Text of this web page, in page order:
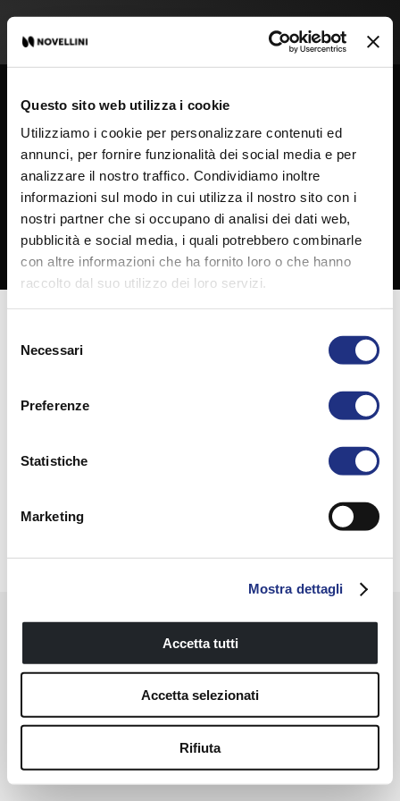
Questo sito web utilizza i cookie
Utilizziamo i cookie per personalizzare contenuti ed
annunci, per fornire funzionalità dei social media e per
analizzare il nostro traffico. Condividiamo inoltre
informazioni sul modo in cui utilizza il nostro sito con i
nostri partner che si occupano di analisi dei dati web,
pubblicità e social media, i quali potrebbero combinarle
con altre informazioni che ha fornito loro o che hanno
raccolto dal suo utilizzo dei loro servizi.
delNecessari
Preferenze
Statistiche
Marketing
Mostra dettagli
Accetta tutti
Accetta selezionati
Rifiuta
Freigeben
© 2023 Novellini Spa P.IVA IT 00690100201 / Made by